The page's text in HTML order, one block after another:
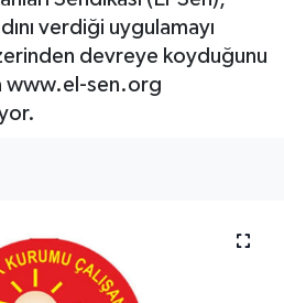
verdiği uygulamayı
devreye koyduğunu
www.el-sen.org